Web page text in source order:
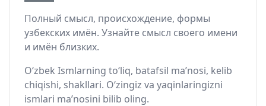
Полный смысл, происхождение, формы
узбекских имён. Узнайте смысл своего имени
и имён близких.
O‘zbek Ismlarning to‘liq, batafsil ma’nosi, kelib
chiqishi, shakllari. O‘zingiz va yaqinlaringizni
ismlari ma’nosini bilib oling.